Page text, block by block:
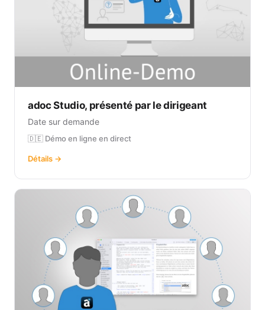
adoc Studio, présenté par le dirigeant
Date sur demande
🇩🇪 Démo en ligne en direct
Détails →